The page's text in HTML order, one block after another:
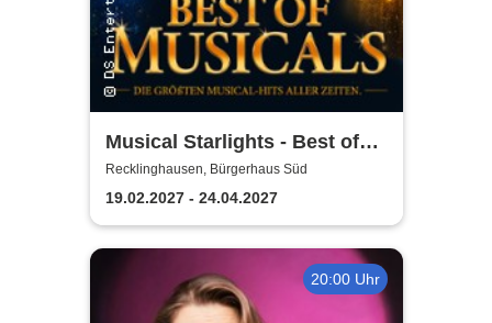
Musical Starlights - Best of
Musicals
Recklinghausen, Bürgerhaus Süd
19.02.2027 - 24.04.2027
20:00 Uhr